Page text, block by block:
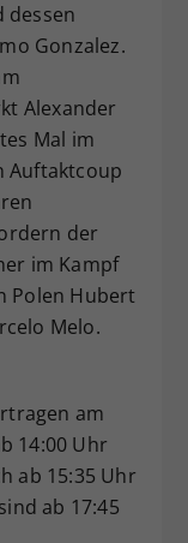
dessen
Gonzalez.
Alexander
Mal im
Auftaktcoup
der
im Kampf
Polen Hubert
Melo.
am
14:00 Uhr
ab 15:35 Uhr
ab 17:45